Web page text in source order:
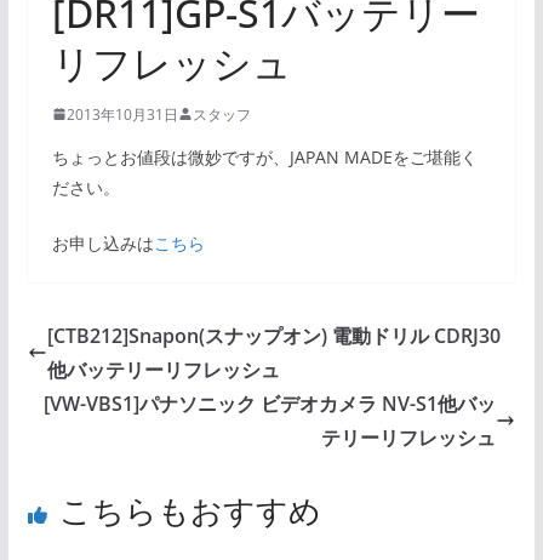
[DR11]GP-S1バッテリー
リフレッシュ
2013年10月31日 スタッフ
ちょっとお値段は微妙ですが、JAPAN MADEをご堪能く
ださい。
お申し込みはこちら
[CTB212]Snapon(スナップオン) 電動ドリル CDRJ30
他バッテリーリフレッシュ
[VW-VBS1]パナソニック ビデオカメラ NV-S1他バッ
テリーリフレッシュ
こちらもおすすめ